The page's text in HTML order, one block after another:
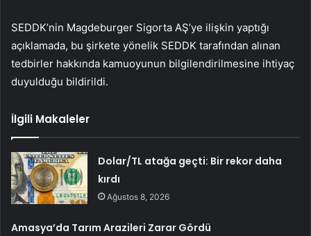
SEDDK’nin Magdeburger Sigorta AŞ’ye ilişkin yaptığı
açıklamada, bu şirkete yönelik SEDDK tarafından alınan
tedbirler hakkında kamuoyunun bilgilendirilmesine ihtiyaç
duyulduğu bildirildi.
İlgili Makaleler
Dolar/TL atağa geçti: Bir rekor daha
kırdı
Ağustos 8, 2026
Amasya’da Tarım Arazileri Zarar Gördü